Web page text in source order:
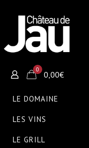
LE DOMAINE
LES VINS
LE GRILL
0 0,00€